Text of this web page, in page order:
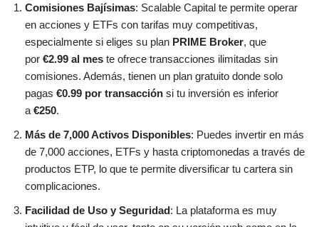
Comisiones Bajísimas: Scalable Capital te permite operar
en acciones y ETFs con tarifas muy competitivas,
especialmente si eliges su plan PRIME Broker, que
por €2.99 al mes te ofrece transacciones ilimitadas sin
comisiones. Además, tienen un plan gratuito donde solo
pagas €0.99 por transacción si tu inversión es inferior
a €250.
Más de 7,000 Activos Disponibles: Puedes invertir en más
de 7,000 acciones, ETFs y hasta criptomonedas a través de
productos ETP, lo que te permite diversificar tu cartera sin
complicaciones​.
Facilidad de Uso y Seguridad: La plataforma es muy